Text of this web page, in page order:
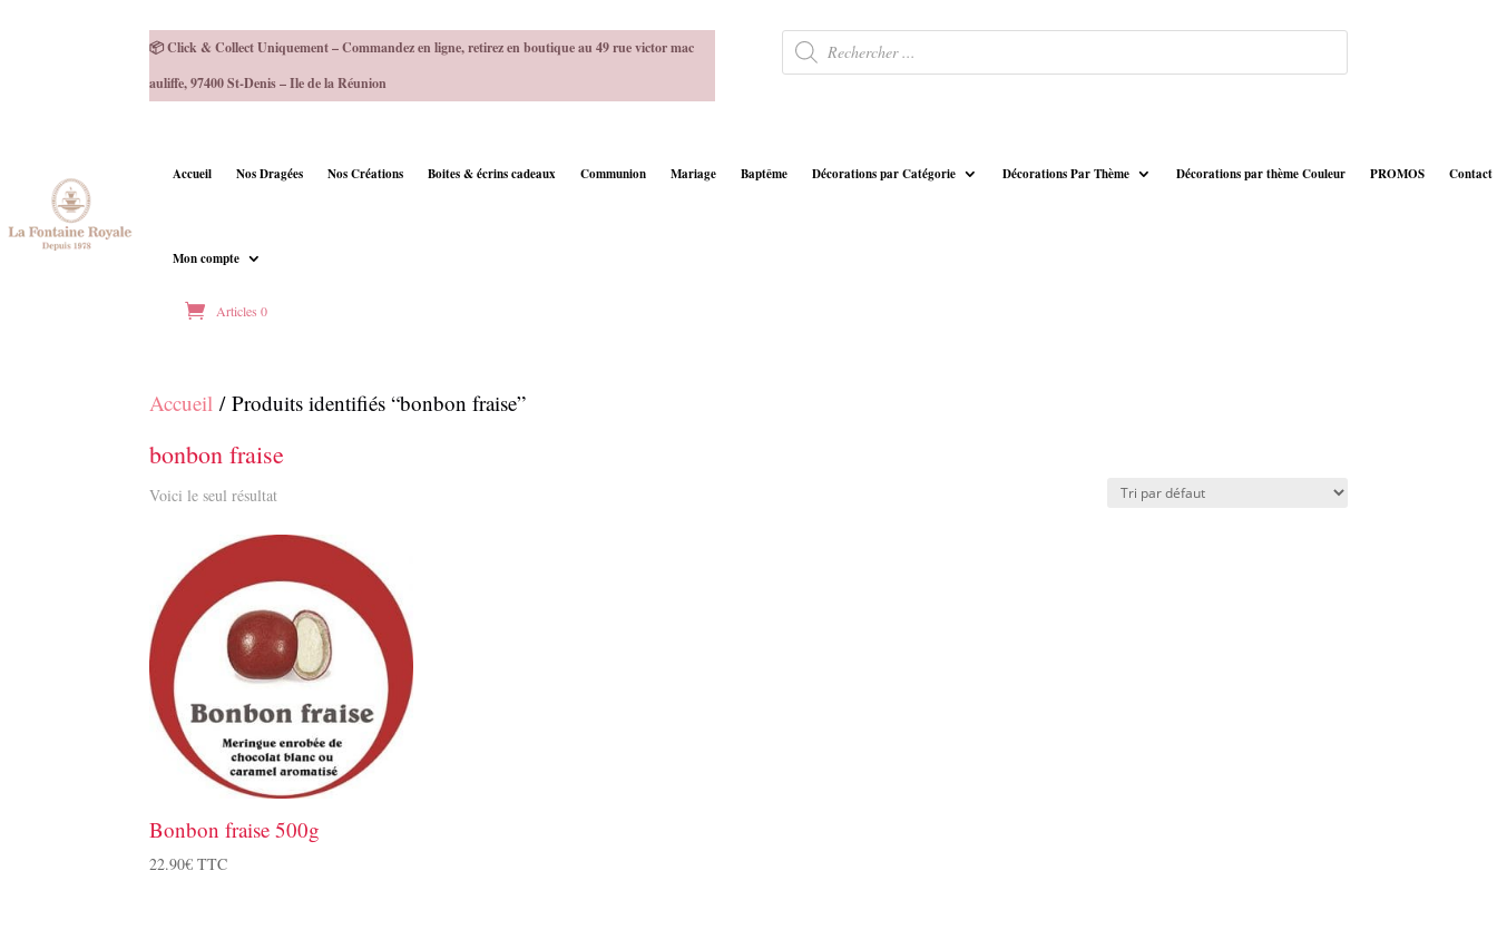
📦 Click & Collect Uniquement – Commandez en ligne, retirez en boutique au 49 rue victor mac
auliffe, 97400 St-Denis – Ile de la Réunion
Recherche
de
produits
Accueil Nos Dragées Nos Créations Boites & écrins cadeaux Communion Mariage Baptême Décorations par Catégorie Décorations Par Thème Décorations par thème Couleur PROMOS Contact
Mon compte
Articles 0
Accueil / Produits identifiés “bonbon fraise”
bonbon fraise
Voici le seul résultat
Bonbon fraise 500g
22.90€ TTC